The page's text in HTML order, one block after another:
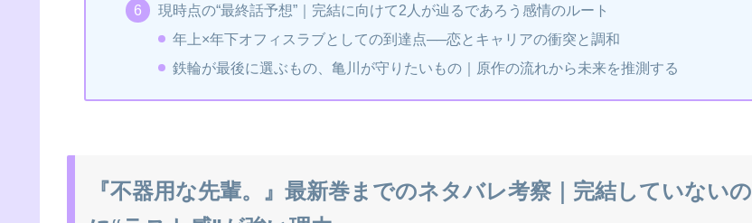
現時点の“最終話予想”｜完結に向けて2人が辿るであろう感情のルート
年上×年下オフィスラブとしての到達点──恋とキャリアの衝突と調和
鉄輪が最後に選ぶもの、亀川が守りたいもの｜原作の流れから未来を推測する
『不器用な先輩。』最新巻までのネタバレ考察｜完結していないの